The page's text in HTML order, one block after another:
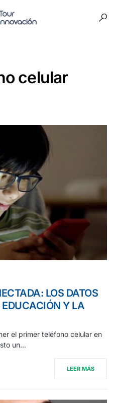
celular
LOS DATOS
Y LA
el primer teléfono celular en
un…
LEER MÁS